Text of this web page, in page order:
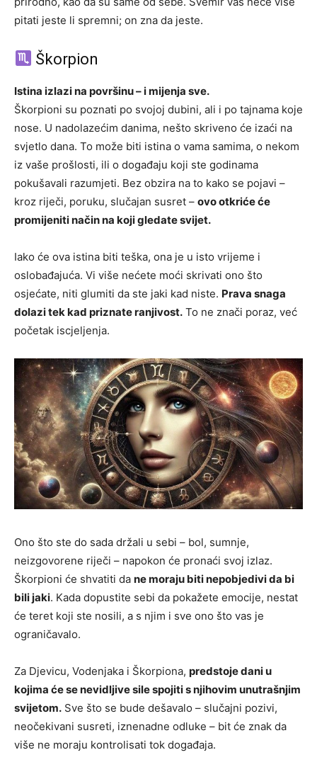
pitati jeste li spremni; on zna da jeste.
Škorpion
Istina izlazi na površinu – i mijenja sve.
Škorpioni su poznati po svojoj dubini, ali i po tajnama koje
nose. U nadolazećim danima, nešto skriveno će izaći na
svjetlo dana. To može biti istina o vama samima, o nekom
iz vaše prošlosti, ili o događaju koji ste godinama
pokušavali razumjeti. Bez obzira na to kako se pojavi –
kroz riječi, poruku, slučajan susret – ovo otkriće će
promijeniti način na koji gledate svijet.
Iako će ova istina biti teška, ona je u isto vrijeme i
oslobađajuća. Vi više nećete moći skrivati ono što
osjećate, niti glumiti da ste jaki kad niste. Prava snaga
dolazi tek kad priznate ranjivost. To ne znači poraz, već
početak iscjeljenja.
Ono što ste do sada držali u sebi – bol, sumnje,
neizgovorene riječi – napokon će pronaći svoj izlaz.
Škorpioni će shvatiti da ne moraju biti nepobjedivi da bi
bili jaki. Kada dopustite sebi da pokažete emocije, nestat
će teret koji ste nosili, a s njim i sve ono što vas je
ograničavalo.
Za Djevicu, Vodenjaka i Škorpiona, predstoje dani u
kojima će se nevidljive sile spojiti s njihovim unutrašnjim
svijetom. Sve što se bude dešavalo – slučajni pozivi,
neočekivani susreti, iznenadne odluke – bit će znak da
više ne moraju kontrolisati tok događaja.